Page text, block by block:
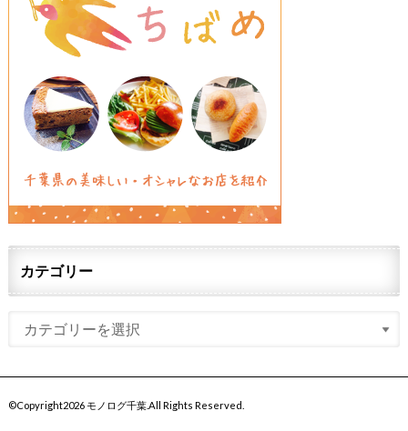
カテゴリー
©Copyright2026モノログ千葉.All Rights Reserved.